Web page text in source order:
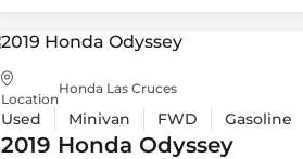
Location
Honda Las Cruces
Used Minivan FWD Gasoline
2019 Honda Odyssey